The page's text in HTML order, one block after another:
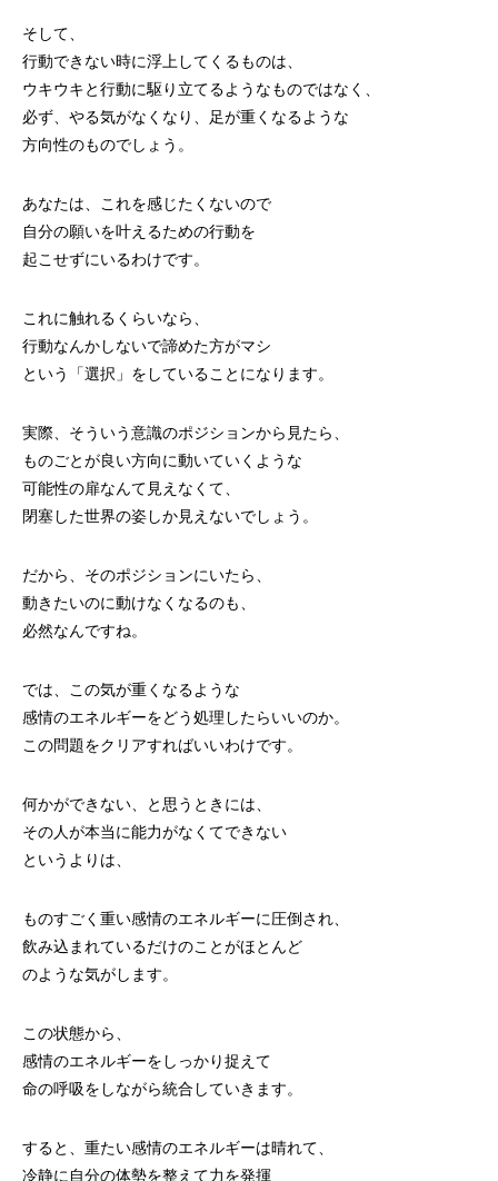
そして、
行動できない時に浮上してくるものは、
ウキウキと行動に駆り立てるようなものではなく、
必ず、やる気がなくなり、足が重くなるような
方向性のものでしょう。
あなたは、これを感じたくないので
自分の願いを叶えるための行動を
起こせずにいるわけです。
これに触れるくらいなら、
行動なんかしないで諦めた方がマシ
という「選択」をしていることになります。
実際、そういう意識のポジションから見たら、
ものごとが良い方向に動いていくような
可能性の扉なんて見えなくて、
閉塞した世界の姿しか見えないでしょう。
だから、そのポジションにいたら、
動きたいのに動けなくなるのも、
必然なんですね。
では、この気が重くなるような
感情のエネルギーをどう処理したらいいのか。
この問題をクリアすればいいわけです。
何かができない、と思うときには、
その人が本当に能力がなくてできない
というよりは、
ものすごく重い感情のエネルギーに圧倒され、
飲み込まれているだけのことがほとんど
のような気がします。
この状態から、
感情のエネルギーをしっかり捉えて
命の呼吸をしながら統合していきます。
すると、重たい感情のエネルギーは晴れて、
冷静に自分の体勢を整えて力を発揮